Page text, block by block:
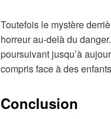
Toutefois le mystère
horreur au-delà du
poursuivant jusqu’à
compris face à des
Conclusion